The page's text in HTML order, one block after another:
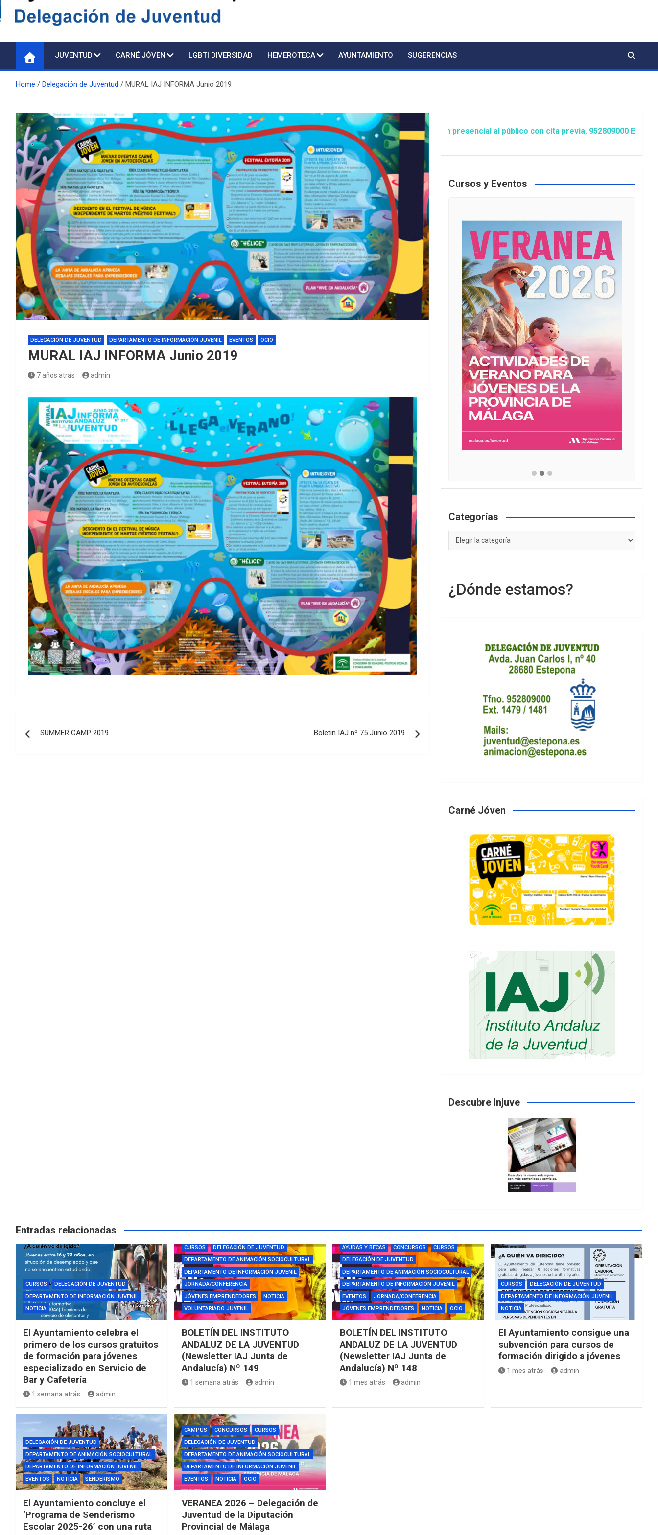
Delegación de Juventud
JUVENTUD CARNÉ JÓVEN LGBTI DIVERSIDAD HEMEROTECA AYUNTAMIENTO SUGERENCIAS
Home Delegación de Juventud MURAL IAJ INFORMA Junio 2019
DELEGACIÓN DE JUVENTUD DEPARTAMENTO DE INFORMACIÓN JUVENIL EVENTOS OCIO
MURAL IAJ INFORMA Junio 2019
7 años atrás admin
de
SUMMER CAMP 2019 Boletin IAJ nº 75 Junio 2019
Atención presencial al público con cita previa. 952809000 Extensión 1481/
Cursos y Eventos
Categorías
Categorías
¿Dónde estamos?
Carné Jóven
Descubre Injuve
Entradas relacionadas
CURSOS
DELEGACIÓN DE JUVENTUD
DEPARTAMENTO DE INFORMACIÓN JUVENIL
NOTICIA
El Ayuntamiento celebra el
primero de los cursos gratuitos
de formación para jóvenes
especializado en Servicio de
Bar y Cafetería
1 semana atrás admin
CURSOS
DELEGACIÓN DE JUVENTUD
DEPARTAMENTO DE ANIMACIÓN SOCIOCULTURAL
DEPARTAMENTO DE INFORMACIÓN JUVENIL
JORNADA/CONFERENCIA
JÓVENES EMPRENDEDORES
NOTICIA
VOLUNTARIADO JUVENIL
BOLETÍN DEL INSTITUTO
ANDALUZ DE LA JUVENTUD
(Newsletter IAJ Junta de
Andalucía) Nº 149
1 semana atrás admin
AYUDAS Y BECAS CONCURSOS
CURSOS
DELEGACIÓN DE JUVENTUD
DEPARTAMENTO DE ANIMACIÓN SOCIOCULTURAL
DEPARTAMENTO DE INFORMACIÓN JUVENIL
EVENTOS
JORNADA/CONFERENCIA
JÓVENES EMPRENDEDORES
NOTICIA OCIO
BOLETÍN DEL INSTITUTO
ANDALUZ DE LA JUVENTUD
(Newsletter IAJ Junta de
Andalucía) Nº 148
1 mes atrás admin
CURSOS
DELEGACIÓN DE JUVENTUD
DEPARTAMENTO DE INFORMACIÓN JUVENIL
NOTICIA
El Ayuntamiento consigue una
subvención para cursos de
formación dirigido a jóvenes
1 mes atrás admin
DELEGACIÓN DE JUVENTUD
DEPARTAMENTO DE ANIMACIÓN SOCIOCULTURAL
DEPARTAMENTO DE INFORMACIÓN JUVENIL
EVENTOS
NOTICIA SENDERISMO
El Ayuntamiento concluye el
‘Programa de Senderismo
Escolar 2025-26’ con una ruta
CAMPUS CONCURSOS
CURSOS
DELEGACIÓN DE JUVENTUD
DEPARTAMENTO DE ANIMACIÓN SOCIOCULTURAL
DEPARTAMENTO DE INFORMACIÓN JUVENIL
EVENTOS
NOTICIA OCIO
VERANEA 2026 – Delegación de
Juventud de la Diputación
Provincial de Málaga